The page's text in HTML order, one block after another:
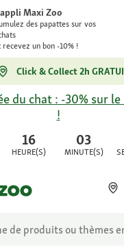
Maxi Zoo
des papattes sur vos
recevez un bon -10% !
Click & Collect 2h
16
HEURE(S)
03
MINUTE(S)
du chat : -30% sur
!